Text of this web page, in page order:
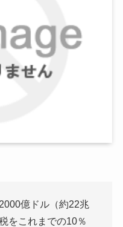
億ドル（約22兆
をこれまでの10％